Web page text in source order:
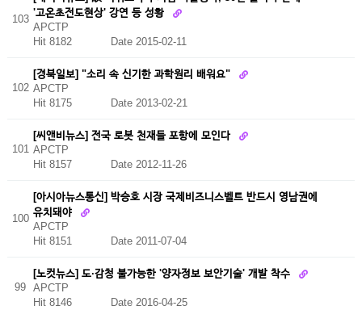
103
'고온초전도현상' 강연 등 성황
APCTP
Hit 8182 Date 2015-02-11
102
[경북일보] "소리 속 신기한 과학원리 배워요"
APCTP
Hit 8175
Date 2013-02-21
101
[씨앤비뉴스] 전국 로봇 천재들 포항에 모인다
APCTP
Hit 8157
Date 2012-11-26
100
[아시아뉴스통신] 박승호 시장 국제비즈니스벨트 반드시 영남권에
유치돼야
APCTP
Hit 8151 Date 2011-07-04
99
[노컷뉴스] 도·감청 불가능한 '양자정보 보안기술' 개발 착수
APCTP
Hit 8146
Date 2016-04-25